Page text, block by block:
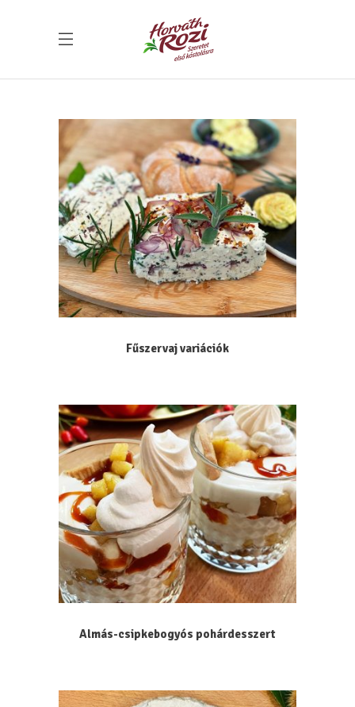
Fűszervaj variációk
Almás-csipkebogyós pohárdesszert